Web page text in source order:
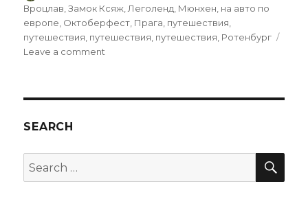
on
Вроцлав ,Замок Ксяж Леголенд Мюнхен на авто по
европе Октоберфест Прага путешествия
путешествия путешествия путешествия Ротенбург
Leave a comment
SEARCH
Search
for: